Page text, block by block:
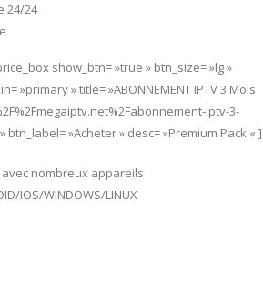
24/24
show_btn= »true » btn_size= »lg »
»primary » title= »ABONNEMENT IPTV 3 Mois
iptv-3-
btn_label= »Acheter » desc= »Premium Pack « ]
avec nombreux appareils
IOS/WINDOWS/LINUX